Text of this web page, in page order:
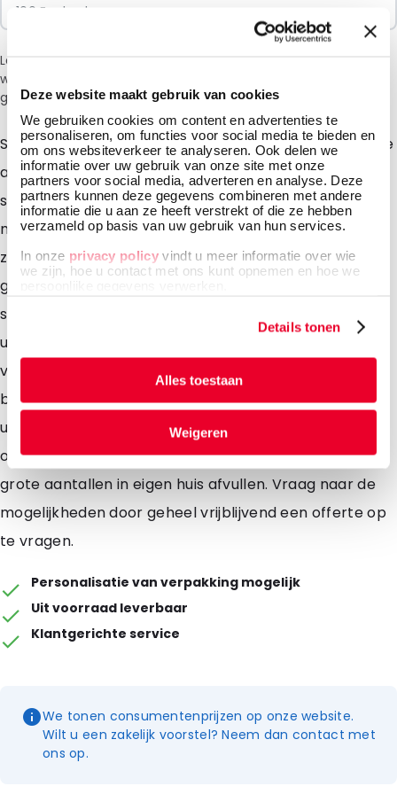
Deze website maakt gebruik van cookies
We gebruiken cookies om content en advertenties te
personaliseren, om functies voor social media te bieden en
om ons websiteverkeer te analyseren. Ook delen we
informatie over uw gebruik van onze site met onze
partners voor social media, adverteren en analyse. Deze
partners kunnen deze gegevens combineren met andere
informatie die u aan ze heeft verstrekt of die ze hebben
verzameld op basis van uw gebruik van hun services.
In onze privacy policy vindt u meer informatie over wie
we zijn, hoe u contact met ons kunt opnemen en hoe we
Details tonen
Alles toestaan
Weigeren
100 Eenheden
Let op: vanwege de huidige situatie in het Midden-Oosten
wordt bij het afrekenen een toeslag van 6% in rekening
gebracht.
Spoutbags zijn bij uitstek geschikt voor vloeistoffen die
aan de verpakking en het gebruik bijzondere eisen
stellen. Door de extra grote spout is de inhoud
makkelijk uit de verpakking te schenken. Spoutbags
zijn vervaardigd uit speciaal materiaal dat bijzonder
goede barrière-eigenschappen heeft. Spoutbags zijn
standaard verkrijgbaar in aluminium en transparante
uitvoeringen. Door de ronde bodem kunnen de
verpakkingen makkelijk en stabiel rechtop staan. Te
bedrukken in één kleur vanaf 100 stuks. Spoutbags zijn
uitermate geschikt voor vloeistoffen zonder koolzuur
of andere gassen. Wij kunnen op aanvraag kleine en
grote aantallen in eigen huis afvullen. Vraag naar de
mogelijkheden door geheel vrijblijvend een offerte op
te vragen.
Personalisatie van verpakking mogelijk
Uit voorraad leverbaar
Klantgerichte service
We tonen consumentenprijzen op onze website.
Wilt u een zakelijk voorstel? Neem dan contact met
ons op.